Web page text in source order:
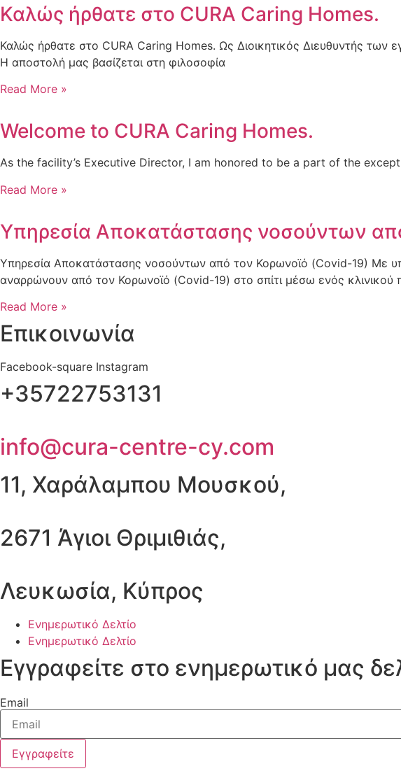
Καλώς ήρθατε στο CURA Caring Homes.
Καλώς ήρθατε στο CURA Caring Homes. Ως Διοικητικός Διευθυντής των
Η αποστολή μας βασίζεται στη φιλοσοφία
Read More »
Welcome to CURA Caring Homes.
As the facility’s Executive Director, I am honored to be a part of the
Read More »
Υπηρεσία Αποκατάστασης νοσούντων
Υπηρεσία Αποκατάστασης νοσούντων από τον Κορωνοϊό (Covid-19) Με
αναρρώνουν από τον Κορωνοϊό (Covid-19) στο σπίτι μέσω ενός κλινικού
Read More »
Επικοινωνία
Facebook-square Instagram
+35722753131
info@cura-centre-cy.com
11, Χαράλαμπου Μουσκού,
2671 Άγιοι Θριμιθιάς,
Λευκωσία, Κύπρος
Ενημερωτικό Δελτίο
Ενημερωτικό Δελτίο
Εγγραφείτε στο ενημερωτικό μας
Email
Εγγραφείτε